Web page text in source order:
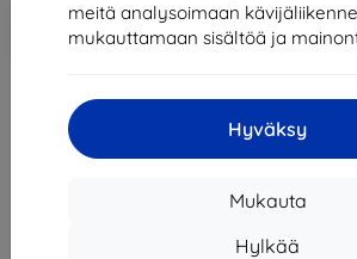
meitä analysoimaan
mukauttamaan sisältöä ja
Hyväksy
Mukauta
Hylkää
-10%
Alennus kupongilla
EXTRA10
Loppuunmyyty